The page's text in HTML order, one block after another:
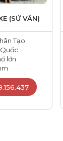
(SỨ VÂN)
Tạo
lớn